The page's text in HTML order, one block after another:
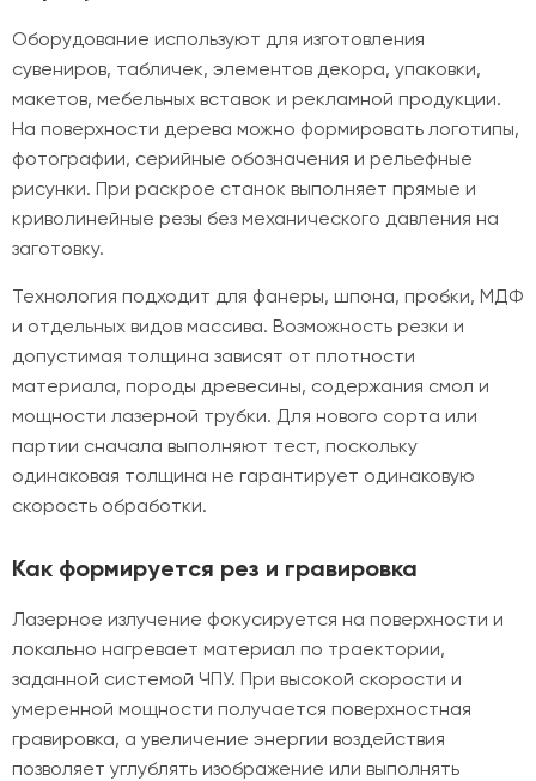
Оборудование используют для изготовления
сувениров, табличек, элементов декора, упаковки,
макетов, мебельных вставок и рекламной продукции.
На поверхности дерева можно формировать логотипы,
фотографии, серийные обозначения и рельефные
рисунки. При раскрое станок выполняет прямые и
криволинейные резы без механического давления на
заготовку.
Технология подходит для фанеры, шпона, пробки, МДФ
и отдельных видов массива. Возможность резки и
допустимая толщина зависят от плотности
материала, породы древесины, содержания смол и
мощности лазерной трубки. Для нового сорта или
партии сначала выполняют тест, поскольку
одинаковая толщина не гарантирует одинаковую
скорость обработки.
Как формируется рез и гравировка
Лазерное излучение фокусируется на поверхности и
локально нагревает материал по траектории,
заданной системой ЧПУ. При высокой скорости и
умеренной мощности получается поверхностная
гравировка, а увеличение энергии воздействия
позволяет углублять изображение или выполнять